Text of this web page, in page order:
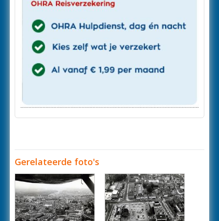
Gerelateerde foto's